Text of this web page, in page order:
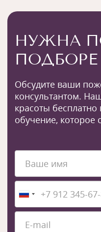
НУЖНА
ПОДБОРЕ
Обсудите ваши
консультантом.
красоты
обучение, которое